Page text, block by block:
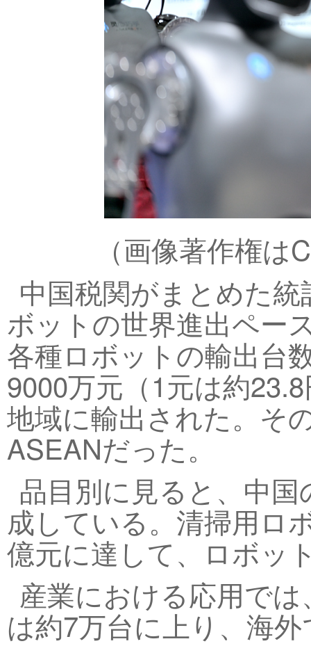
（画像著作権
中国税関がまとめた
ボットの世界進出ペー
各種ロボットの輸出台
9000万元（1元は約
地域に輸出された。そ
ASEANだった。
品目別に見ると、中
成している。清掃用ロ
億元に達して、ロボッ
産業における応用で
は約7万台に上り、海